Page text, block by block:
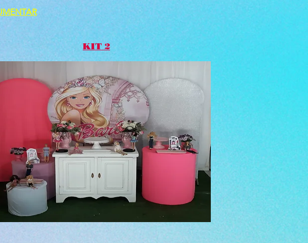
KIT 2